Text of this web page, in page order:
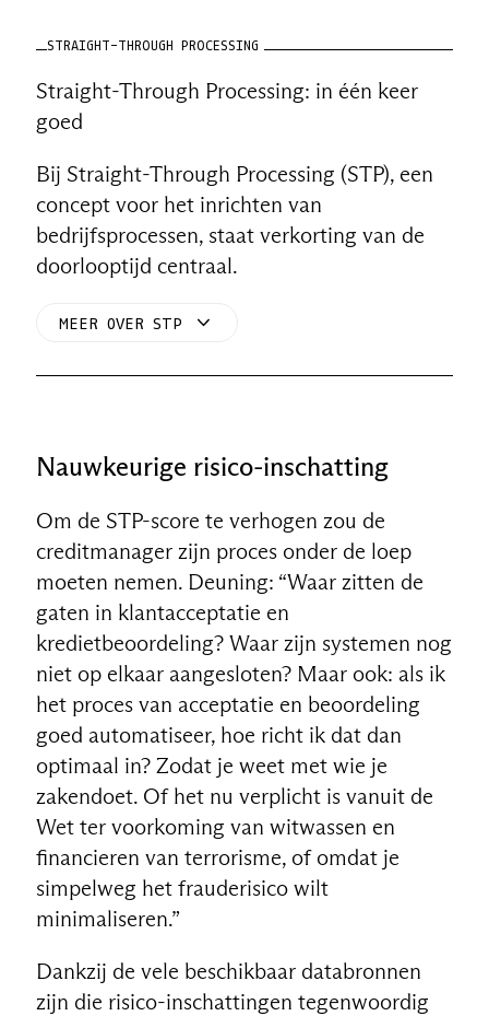
STRAIGHT-THROUGH PROCESSING
Straight-Through Processing: in één keer
goed
Bij Straight-Through Processing (STP), een
concept voor het inrichten van
bedrijfsprocessen, staat verkorting van de
doorlooptijd centraal.
MEER OVER STP
Nauwkeurige risico-inschatting
Om de STP-score te verhogen zou de
creditmanager zijn proces onder de loep
moeten nemen. Deuning: “Waar zitten de
gaten in klantacceptatie en
kredietbeoordeling? Waar zijn systemen nog
niet op elkaar aangesloten? Maar ook: als ik
het proces van acceptatie en beoordeling
goed automatiseer, hoe richt ik dat dan
optimaal in? Zodat je weet met wie je
zakendoet. Of het nu verplicht is vanuit de
Wet ter voorkoming van witwassen en
financieren van terrorisme, of omdat je
simpelweg het frauderisico wilt
minimaliseren.”
Dankzij de vele beschikbaar databronnen
zijn die risico-inschattingen tegenwoordig
NL